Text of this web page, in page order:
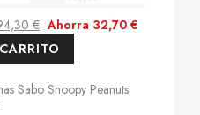
€ Ahorra 32,70 €
Sabo Snoopy Peanuts